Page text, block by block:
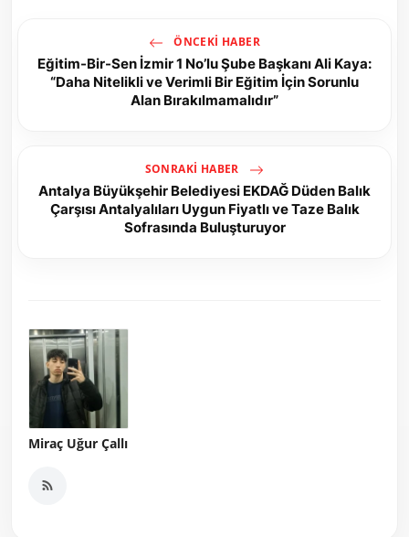
ÖNCEKI HABER
Eğitim-Bir-Sen İzmir 1 No’lu Şube Başkanı Ali Kaya:
“Daha Nitelikli ve Verimli Bir Eğitim İçin Sorunlu
Alan Bırakılmamalıdır”
SONRAKI HABER
Antalya Büyükşehir Belediyesi EKDAĞ Düden Balık
Çarşısı Antalyalıları Uygun Fiyatlı ve Taze Balık
Sofrasında Buluşturuyor
Miraç Uğur Çallı